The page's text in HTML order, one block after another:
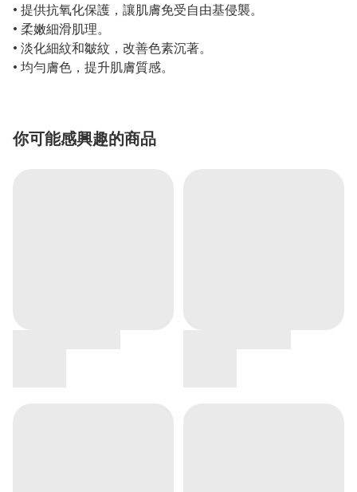
• 提供抗氧化保護，讓肌膚免受自由基侵襲。
• 柔嫩細滑肌理。
• 淡化細紋和皺紋，改善色素沉著。
• 均勻膚色，提升肌膚質感。
你可能感興趣的商品